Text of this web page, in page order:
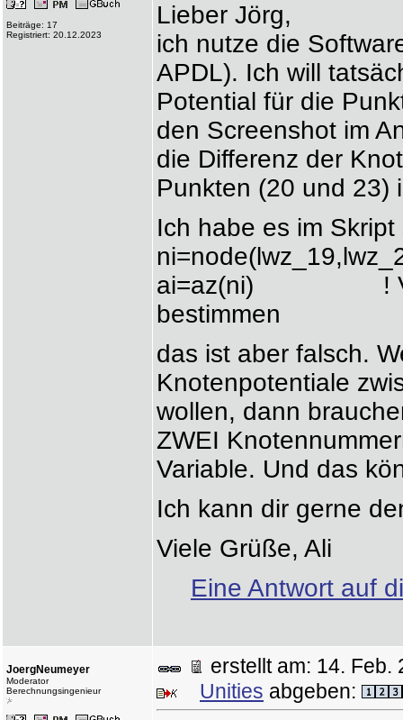
Beiträge: 17
Registriert: 20.12.2023
Lieber Jörg,
ich nutze die
APDL). Ich will
Potential für die
den Screenshot im
die Differenz der
Punkten (20 und 23)
Ich habe es im
ai=az(ni) !
bestimmen
das ist aber falsch.
Knotenpotentiale
wollen, dann
ZWEI
Variable. Und das
Ich kann dir gerne
Viele Grüße, Ali
Eine Antwort auf
JoergNeumeyer
Moderator
Berechnungsingenieur
erstellt am: 14.
Unities abgeben: